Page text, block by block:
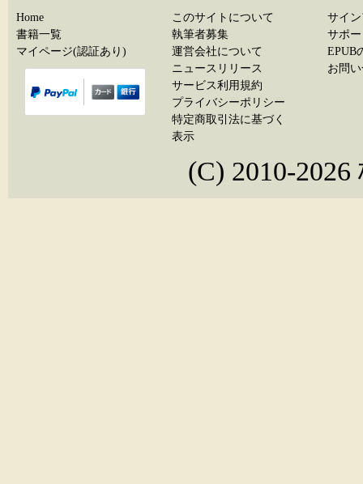
Home
書籍一覧
マイページ(認証あり)
このサイトについて
執筆者募集
運営会社について
ニュースリリース
サービス利用規約
プライバシーポリシー
特定商取引法に基づく
表示
サイ
サポ
EPUB
お問
(C) 2010-